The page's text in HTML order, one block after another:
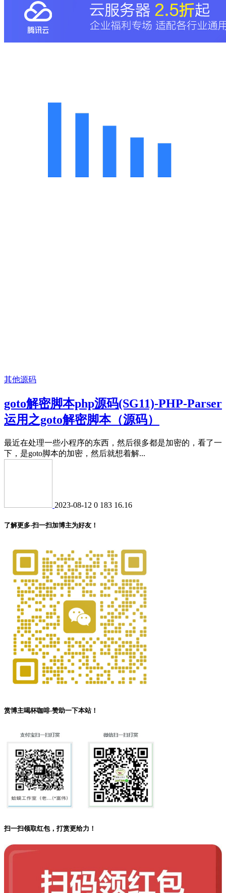
其他源码
goto解密脚本php源码(SG11)-PHP-Parser
运用之goto解密脚本（源码）
最近在处理一些小程序的东西，然后很多都是加密的，看了一
下，是goto脚本的加密，然后就想着解...
2023-08-12 0 183 16.16
了解更多-扫一扫加博主为好友！
赏博主喝杯咖啡-赞助一下本站！
扫一扫领取红包，打赏更给力！